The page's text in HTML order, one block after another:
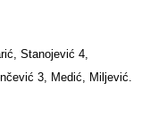
Stanojević 4,
3, Medić, Miljević.